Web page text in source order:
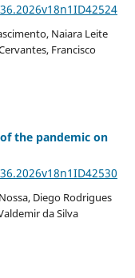
Naiara Leite
Francisco
the pandemic on
Diego Rodrigues
da Silva